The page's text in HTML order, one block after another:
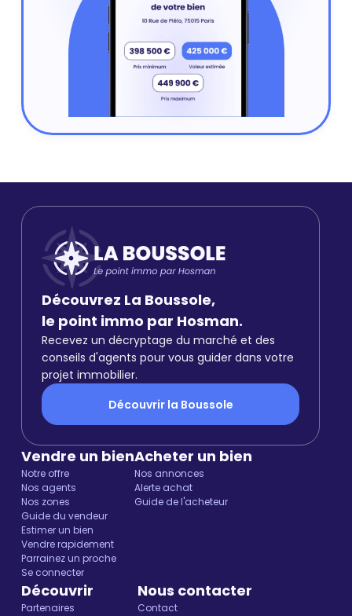
Découvrez La Boussole,
le point immo par Hosman.
Recevez un décryptage du marché et des
conseils d'agents pour vous guider dans votre
projet immobilier.
Découvrir la Boussole
Vendre un bien
Notre offre
Nos agents
Nos zones
Guide du vendeur
Estimer un bien
Vendre rapidement
Parrainez un proche
Se connecter
Acheter un bien
Nos annonces
Alerte achat
Guide de l'acheteur
Découvrir
Partenaires
Nous contacter
Contact